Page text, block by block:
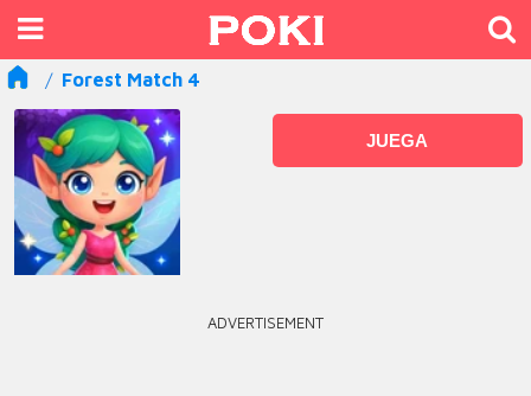
Forest Match 4
JUEGA
ADVERTISEMENT